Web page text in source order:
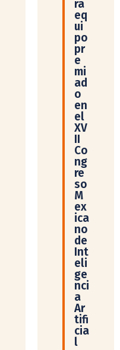
ra
eq
ui
po
pr
e
mi
ad
o
en
el
XV
II
Co
ng
re
so
M
ex
ica
no
de
Int
eli
ge
nci
a
Ar
tifi
cia
l